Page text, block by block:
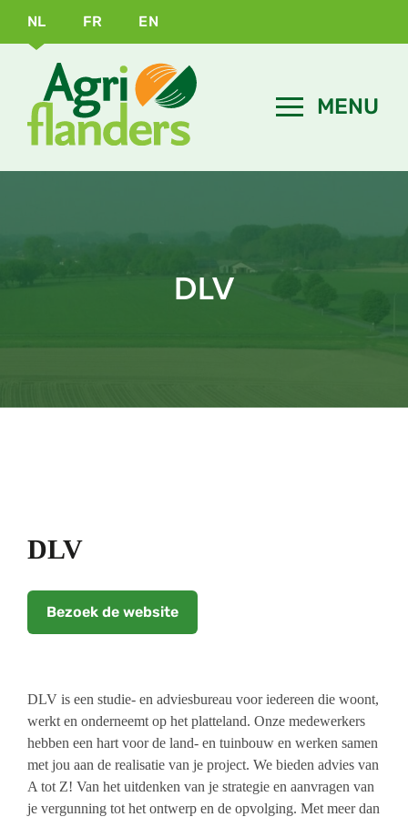
NL FR EN
DLV
DLV
Bezoek de website
DLV is een studie- en adviesbureau voor iedereen die woont,
werkt en onderneemt op het platteland. Onze medewerkers
hebben een hart voor de land- en tuinbouw en werken samen
met jou aan de realisatie van je project. We bieden advies van
A tot Z! Van het uitdenken van je strategie en aanvragen van
je vergunning tot het ontwerp en de opvolging. Met meer dan